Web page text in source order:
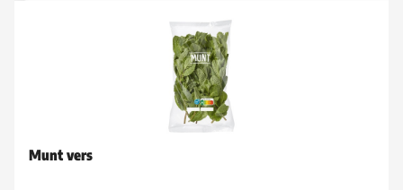
Munt vers